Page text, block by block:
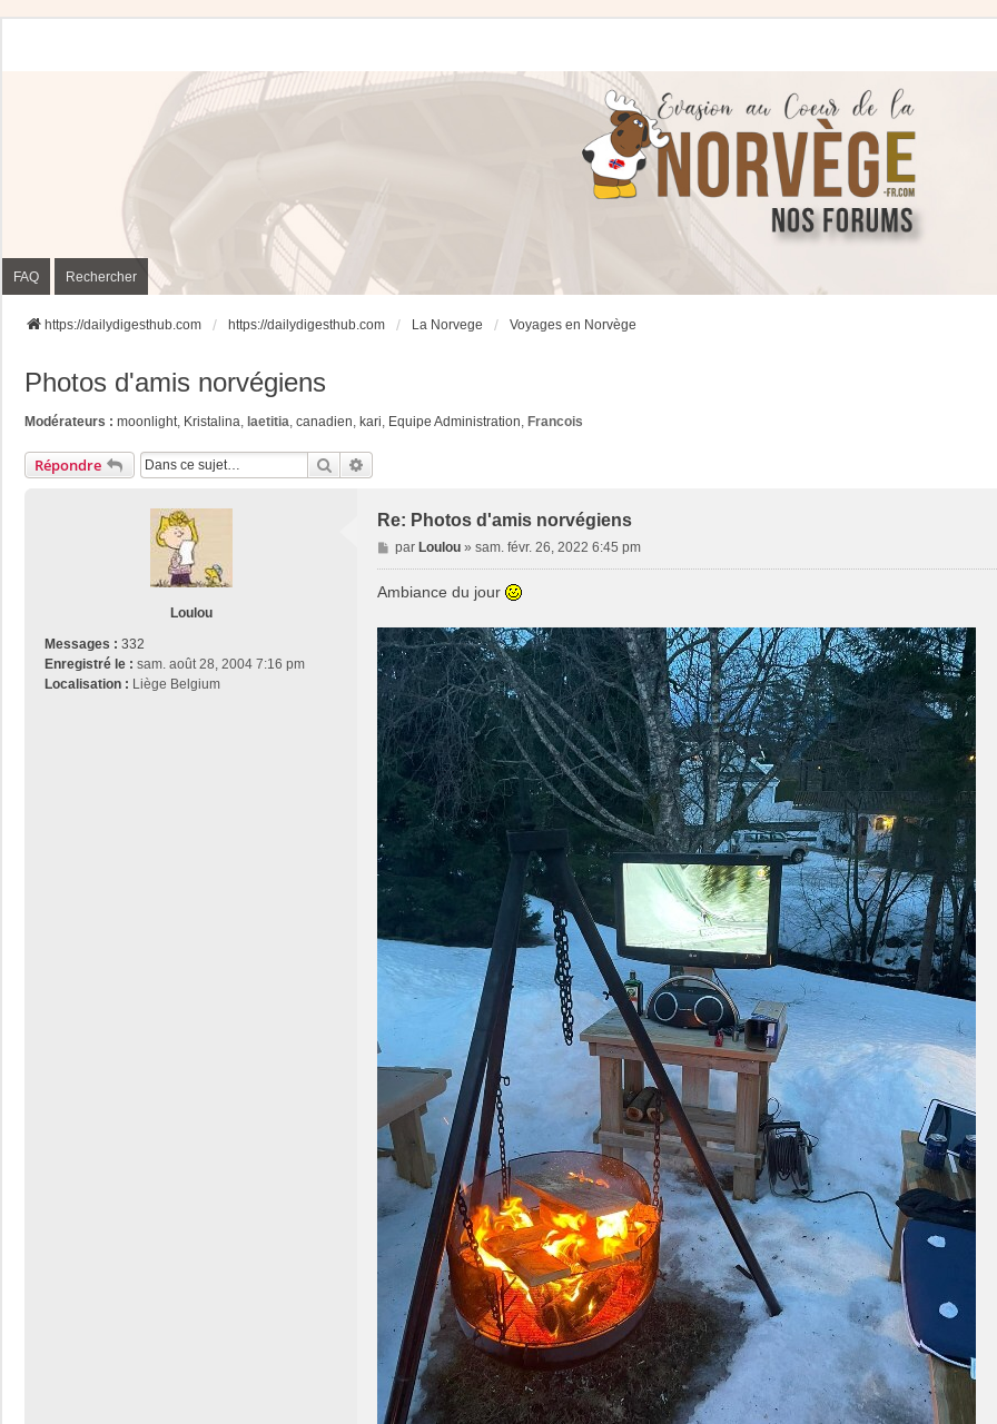
FAQ Rechercher
https://dailydigesthub.com https://dailydigesthub.com La Norvege Voyages en Norvège
Photos d'amis norvégiens
Modérateurs : moonlight, Kristalina, laetitia, canadien, kari, Equipe Administration, Francois
Répondre Rechercher
Loulou
Messages : 332
Enregistré le : sam. août 28, 2004 7:16 pm
Localisation : Liège Belgium
Re: Photos d'amis norvégiens
M
e
a
g
e
par Loulou» sam. févr. 26, 2022 6:45 pm
Ambiance du jour